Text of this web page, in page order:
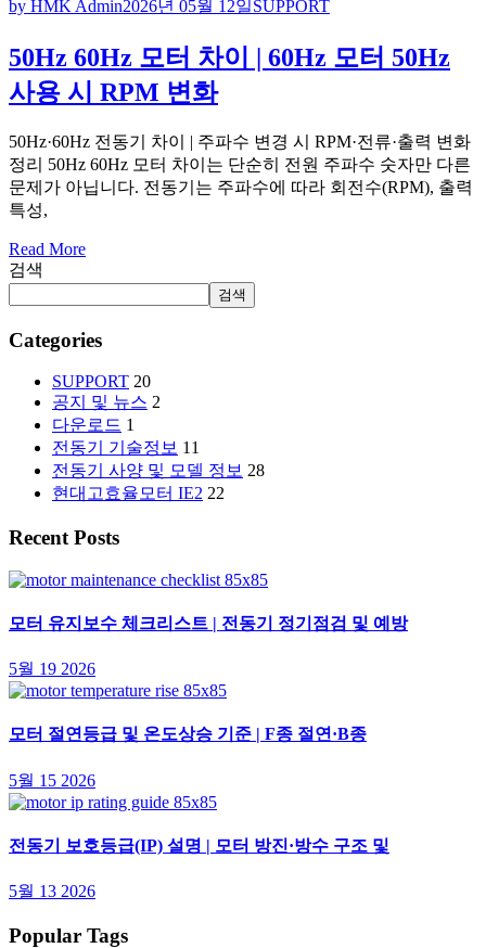
by HMK Admin2026년 05월 12일SUPPORT
50Hz 60Hz 모터 차이 | 60Hz 모터 50Hz
사용 시 RPM 변화
50Hz·60Hz 전동기 차이 | 주파수 변경 시 RPM·전류·출력 변화
정리 50Hz 60Hz 모터 차이는 단순히 전원 주파수 숫자만 다른
문제가 아닙니다. 전동기는 주파수에 따라 회전수(RPM), 출력
특성,
Read More
검색
검색
Categories
SUPPORT 20
공지 및 뉴스 2
다운로드 1
전동기 기술정보 11
전동기 사양 및 모델 정보 28
현대고효율모터 IE2 22
Recent Posts
모터 유지보수 체크리스트 | 전동기 정기점검 및 예방
5월 19 2026
모터 절연등급 및 온도상승 기준 | F종 절연·B종
5월 15 2026
전동기 보호등급(IP) 설명 | 모터 방진·방수 구조 및
5월 13 2026
Popular Tags